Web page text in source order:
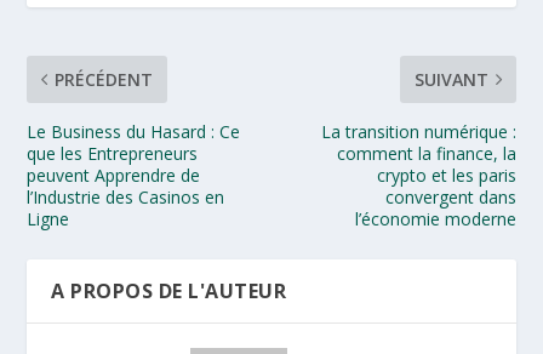
PRÉCÉDENT
Le Business du Hasard : Ce
que les Entrepreneurs
peuvent Apprendre de
l’Industrie des Casinos en
Ligne
SUIVANT
La transition numérique :
comment la finance, la
crypto et les paris
convergent dans
l’économie moderne
A PROPOS DE L'AUTEUR